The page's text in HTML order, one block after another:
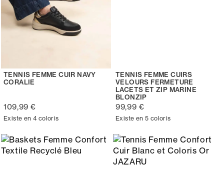
TENNIS FEMME CUIR NAVY
CORALIE
109,99 €
Existe en 4 coloris
TENNIS FEMME CUIRS
VELOURS FERMETURE
LACETS ET ZIP MARINE
BLONZIP
99,99 €
Existe en 5 coloris